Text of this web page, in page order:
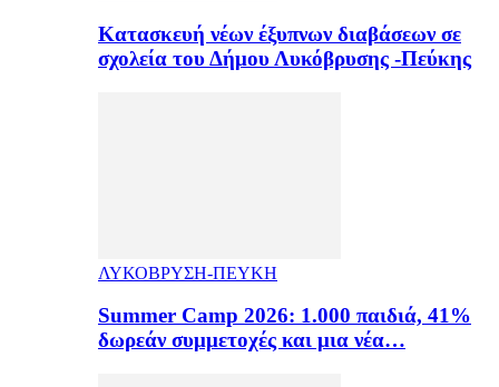
Κατασκευή νέων έξυπνων διαβάσεων σε
σχολεία του Δήμου Λυκόβρυσης -Πεύκης
ΛΥΚΟΒΡΥΣΗ-ΠΕΥΚΗ
Summer Camp 2026: 1.000 παιδιά, 41%
δωρεάν συμμετοχές και μια νέα…